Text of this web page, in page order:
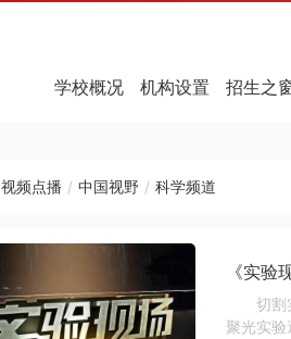
学校概况 机构设置 招生之
视频点播 / 中国视野 / 科学频道
《实验
切割
聚光实